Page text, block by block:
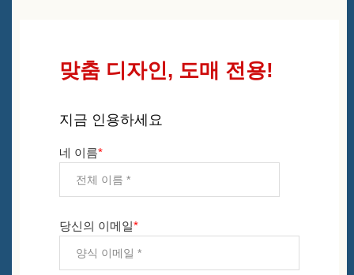
맞춤 디자인, 도매 전용!
지금 인용하세요
네 이름*
당신의 이메일*